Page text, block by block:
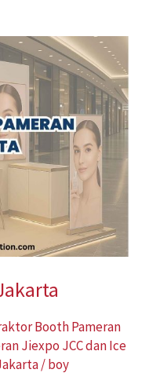
Booth Pameran
Jiexpo JCC dan Ice
/boy